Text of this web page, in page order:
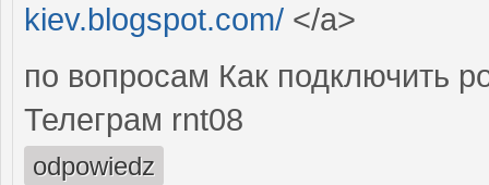
kiev.blogspot.com/ </a>
по вопросам Как подключить
Телеграм rnt08
odpowiedz